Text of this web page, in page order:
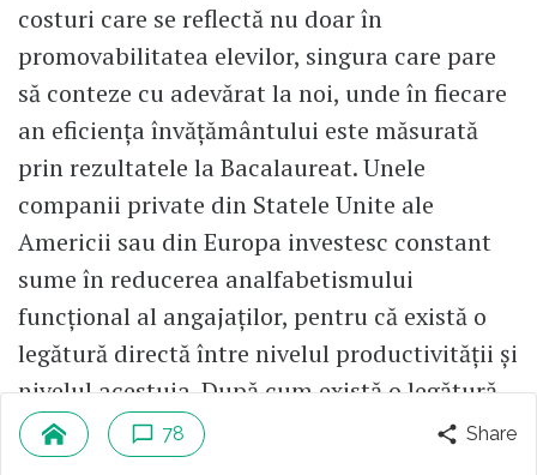
costuri care se reflectă nu doar în
promovabilitatea elevilor, singura care pare
să conteze cu adevărat la noi, unde în fiecare
an eficiența învățământului este măsurată
prin rezultatele la Bacalaureat. Unele
companii private din Statele Unite ale
Americii sau din Europa investesc constant
sume în reducerea analfabetismului
funcțional al angajaților, pentru că există o
legătură directă între nivelul productivității și
nivelul acestuia. După cum există o legătură
directă între procentele pe țară și nivelul PIB-
ului din țara respectivă.
78 Share